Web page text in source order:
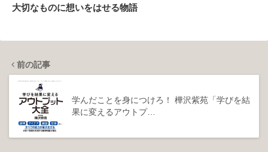
大切なものに想いをはせる物語
前の記事
学んだことを身につけろ！ 樺沢紫苑「学びを結
果に変えるアウトプ…